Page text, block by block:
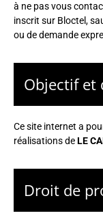
à ne pas vous
inscrit sur Bloctel,
ou de demande
Objectif et
Ce site internet a
réalisations deLE
Droit de